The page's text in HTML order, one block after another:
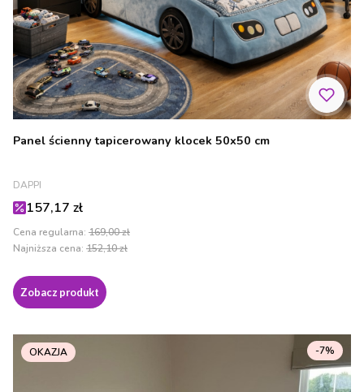
Panel ścienny tapicerowany klocek 50x50 cm
PRODUCENT
DAPPI
Cena promocyjna
157,17 zł
Cena regularna: 169,00 zł
Najniższa cena: 152,10 zł
Zobacz produkt
OKAZJA -7%